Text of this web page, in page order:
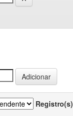
Registro(s)